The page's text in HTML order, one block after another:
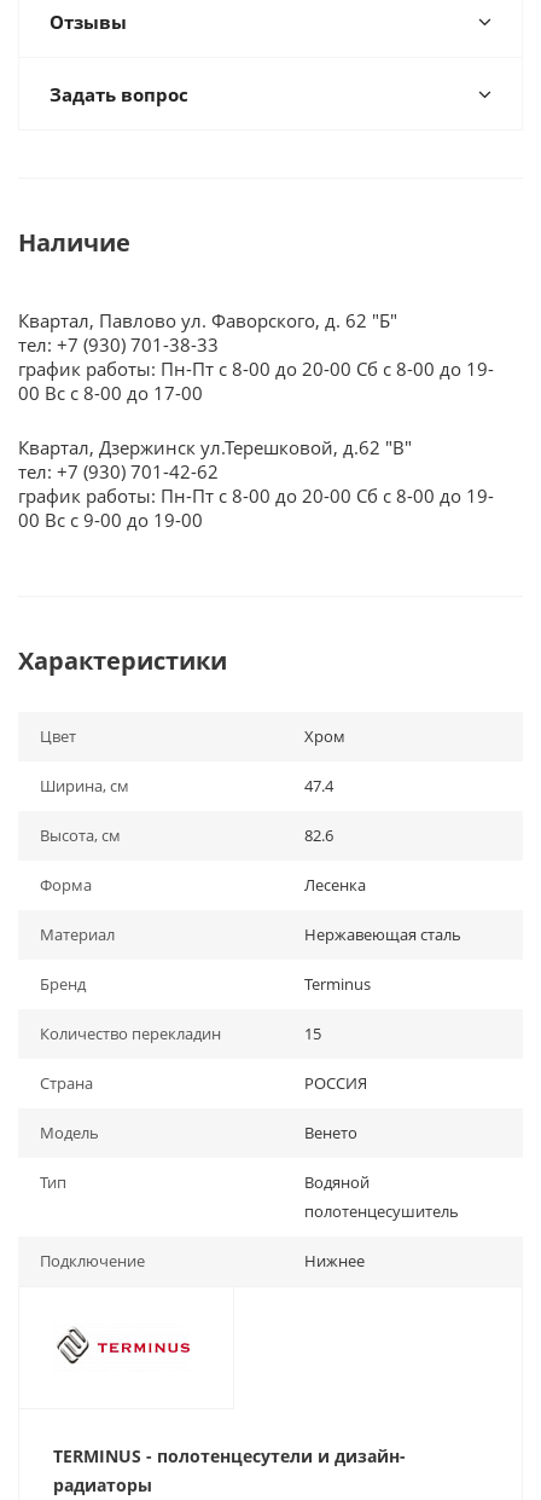
Отзывы
Задать вопрос
Наличие
Квартал, Павлово ул. Фаворского, д. 62 "Б"
тел: +7 (930) 701-38-33
график работы: Пн-Пт с 8-00 до 20-00 Сб с 8-00 до 19-
00 Вс с 8-00 до 17-00
Квартал, Дзержинск ул.Терешковой, д.62 "В"
тел: +7 (930) 701-42-62
график работы: Пн-Пт с 8-00 до 20-00 Сб с 8-00 до 19-
00 Вс с 9-00 до 19-00
Характеристики
Цвет Хром
Ширина, см 47.4
Высота, см 82.6
Форма Лесенка
Материал Нержавеющая сталь
Бренд Terminus
Количество перекладин 15
Страна РОССИЯ
Модель Венето
Тип
Водяной
полотенцесушитель
Подключение Нижнее
TERMINUS - полотенцесутели и дизайн-
радиаторы